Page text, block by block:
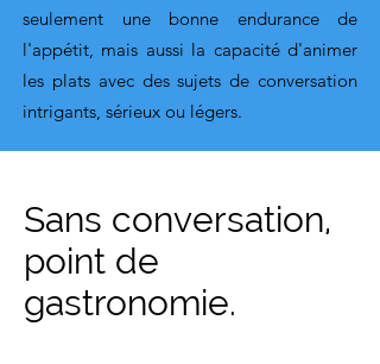
seulement une bonne endurance de
l'appétit, mais aussi la capacité d'animer
les plats avec des sujets de conversation
intrigants, sérieux ou légers.
Sans conversation,
point de
gastronomie.